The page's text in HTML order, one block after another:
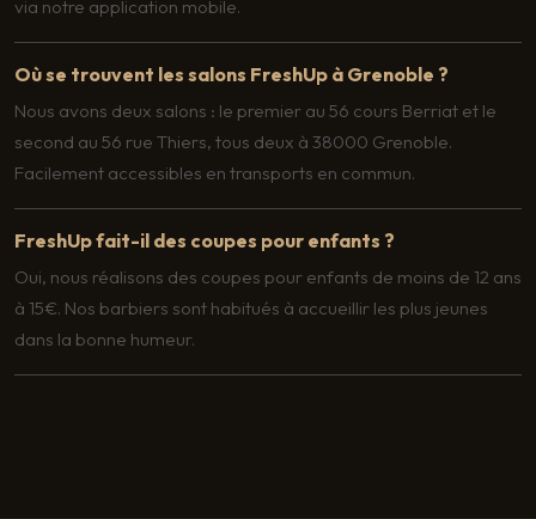
via notre application mobile.
Où se trouvent les salons FreshUp à Grenoble ?
Nous avons deux salons : le premier au 56 cours Berriat et le
second au 56 rue Thiers, tous deux à 38000 Grenoble.
Facilement accessibles en transports en commun.
FreshUp fait-il des coupes pour enfants ?
Oui, nous réalisons des coupes pour enfants de moins de 12 ans
à 15€. Nos barbiers sont habitués à accueillir les plus jeunes
dans la bonne humeur.